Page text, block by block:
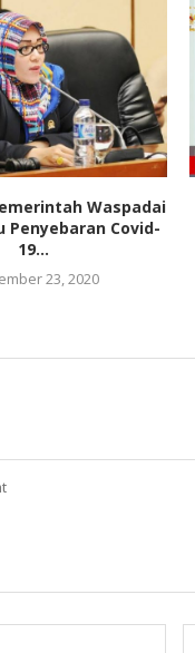
Waspadai
Penyebaran Covid-
19...
23, 2020